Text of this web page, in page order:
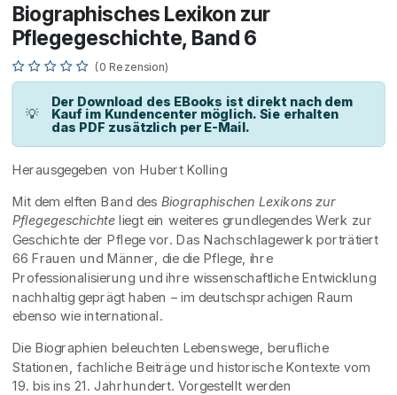
Biographisches Lexikon zur
Pflegegeschichte, Band 6
(0 Rezension)
💡
Der Download des EBooks ist direkt nach dem
Kauf im Kundencenter möglich. Sie erhalten
das PDF zusätzlich per E-Mail.
Herausgegeben von Hubert Kolling
Mit dem elften Band des Biographischen Lexikons zur
Pflegegeschichteliegt ein weiteres grundlegendes Werk zur
Geschichte der Pflege vor. Das Nachschlagewerk porträtiert
66 Frauen und Männer, die die Pflege, ihre
Professionalisierung und ihre wissenschaftliche Entwicklung
nachhaltig geprägt haben – im deutschsprachigen Raum
ebenso wie international.
Die Biographien beleuchten Lebenswege, berufliche
Stationen, fachliche Beiträge und historische Kontexte vom
19. bis ins 21. Jahrhundert. Vorgestellt werden